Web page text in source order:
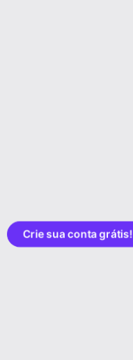
Crie sua conta grátis!